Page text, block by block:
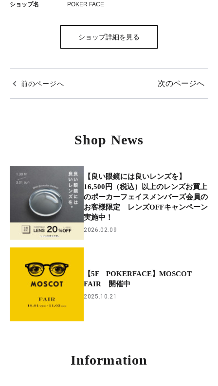
ショップ名 POKER FACE
ショップ詳細を見る
前のページへ 次のページへ
Shop News
【良い眼鏡には良いレンズを】
16,500円（税込）以上のレンズお買上
のポーカーフェイスメンバーズ会員の
お客様限定 レンズOFFキャンペーン
実施中！
2026.02.09
【5F POKERFACE】MOSCOT
FAIR 開催中
2025.10.21
Information